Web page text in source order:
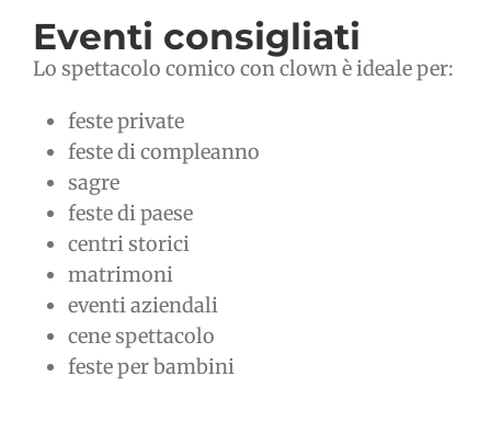
Eventi consigliati
Lo spettacolo comico con clown è ideale per:
feste private
feste di compleanno
sagre
feste di paese
centri storici
matrimoni
eventi aziendali
cene spettacolo
feste per bambini